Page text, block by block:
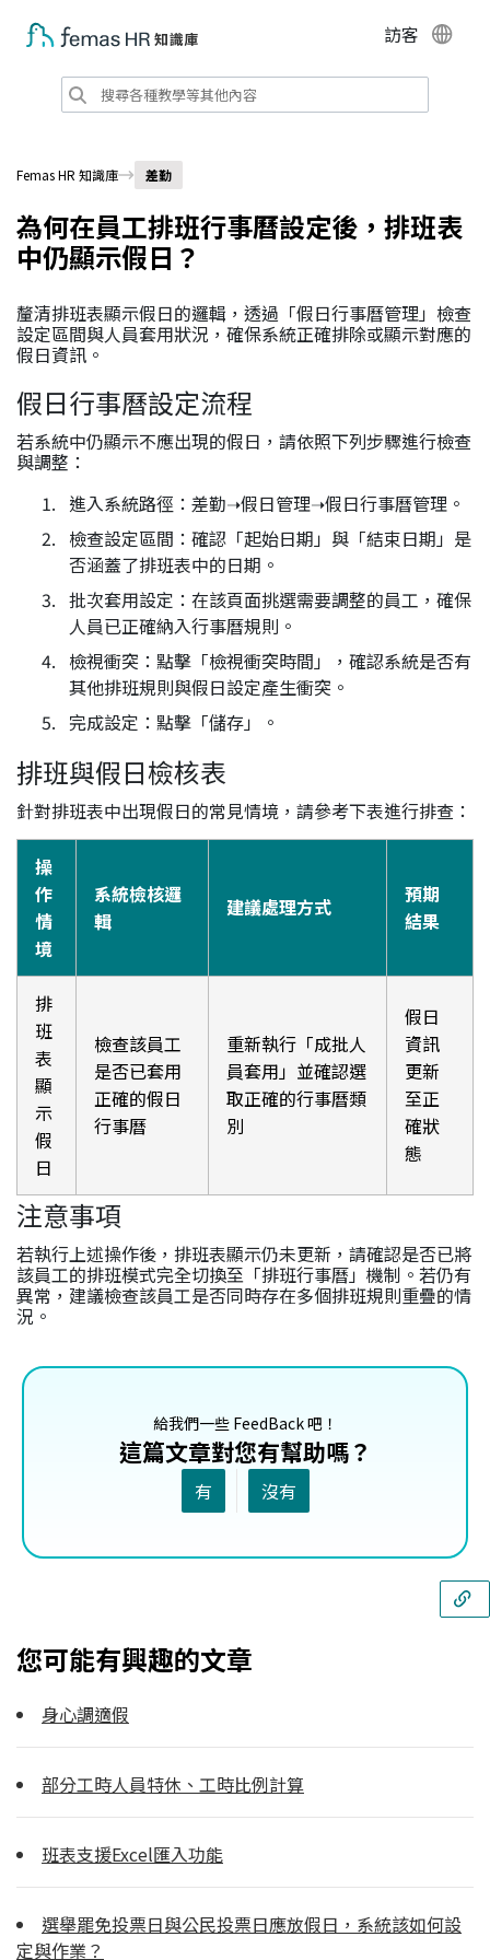
訪客
Femas HR 知識庫 差勤
為何在員工排班行事曆設定後，排班表
中仍顯示假日？
釐清排班表顯示假日的邏輯，透過「假日行事曆管理」檢查
設定區間與人員套用狀況，確保系統正確排除或顯示對應的
假日資訊。
假日行事曆設定流程
若系統中仍顯示不應出現的假日，請依照下列步驟進行檢查
與調整：
進入系統路徑：差勤➝假日管理➝假日行事曆管理。
檢查設定區間：確認「起始日期」與「結束日期」是
否涵蓋了排班表中的日期。
批次套用設定：在該頁面挑選需要調整的員工，確保
人員已正確納入行事曆規則。
檢視衝突：點擊「檢視衝突時間」，確認系統是否有
其他排班規則與假日設定產生衝突。
完成設定：點擊「儲存」。
排班與假日檢核表
針對排班表中出現假日的常見情境，請參考下表進行排查：
操
作
情
境
系統檢核邏
輯
建議處理方式
預期
結果
排
班
表
顯
示
假
日
檢查該員工
是否已套用
正確的假日
行事曆
重新執行「成批人
員套用」並確認選
取正確的行事曆類
別
假日
資訊
更新
至正
確狀
態
注意事項
若執行上述操作後，排班表顯示仍未更新，請確認是否已將
該員工的排班模式完全切換至「排班行事曆」機制。若仍有
異常，建議檢查該員工是否同時存在多個排班規則重疊的情
況。
給我們一些 FeedBack 吧！
這篇文章對您有幫助嗎？
有 沒有
您可能有興趣的文章
身心調適假
部分工時人員特休、工時比例計算
班表支援Excel匯入功能
選舉罷免投票日與公民投票日應放假日，系統該如何設
定與作業？